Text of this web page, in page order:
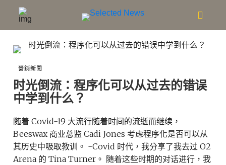
營銷新聞
时光倒流：程序化可以从过去的错误
中学到什么？
随着 Covid-19 大流行随着时间的流逝而继续，
Beeswax 商业总监 Cadi Jones 考虑程序化是否可以从
其历史中吸取教训。 -Covid 时代，我分享了我去过 O2
Arena 的 Tina Turner。 随着这些时期的对话进行，我